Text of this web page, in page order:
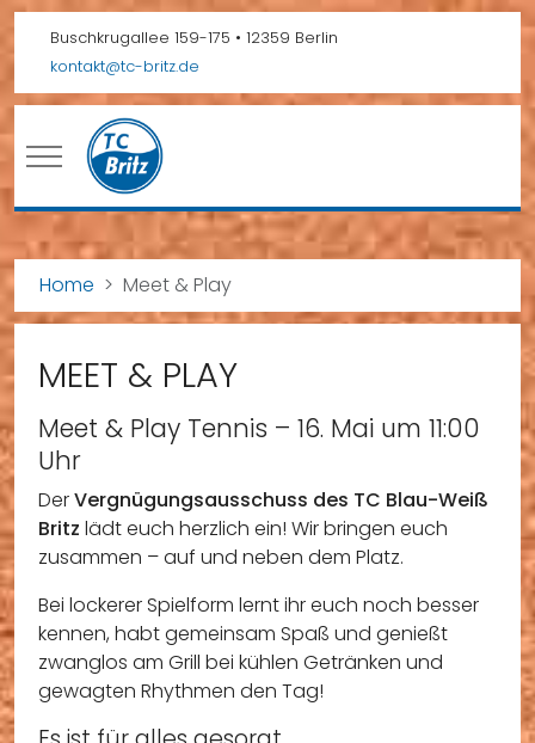
Buschkrugallee 159-175 • 12359 Berlin
kontakt@tc-britz.de
Mobile Menu Toggle
Home Meet & Play
MEET & PLAY
Meet & Play Tennis – 16. Mai um 11:00
Uhr
DerVergnügungsausschuss des TC Blau-Weiß
Britz lädt euch herzlich ein! Wir bringen euch
zusammen – auf und neben dem Platz.
Bei lockerer Spielform lernt ihr euch noch besser
kennen, habt gemeinsam Spaß und genießt
zwanglos am Grill bei kühlen Getränken und
gewagten Rhythmen den Tag!